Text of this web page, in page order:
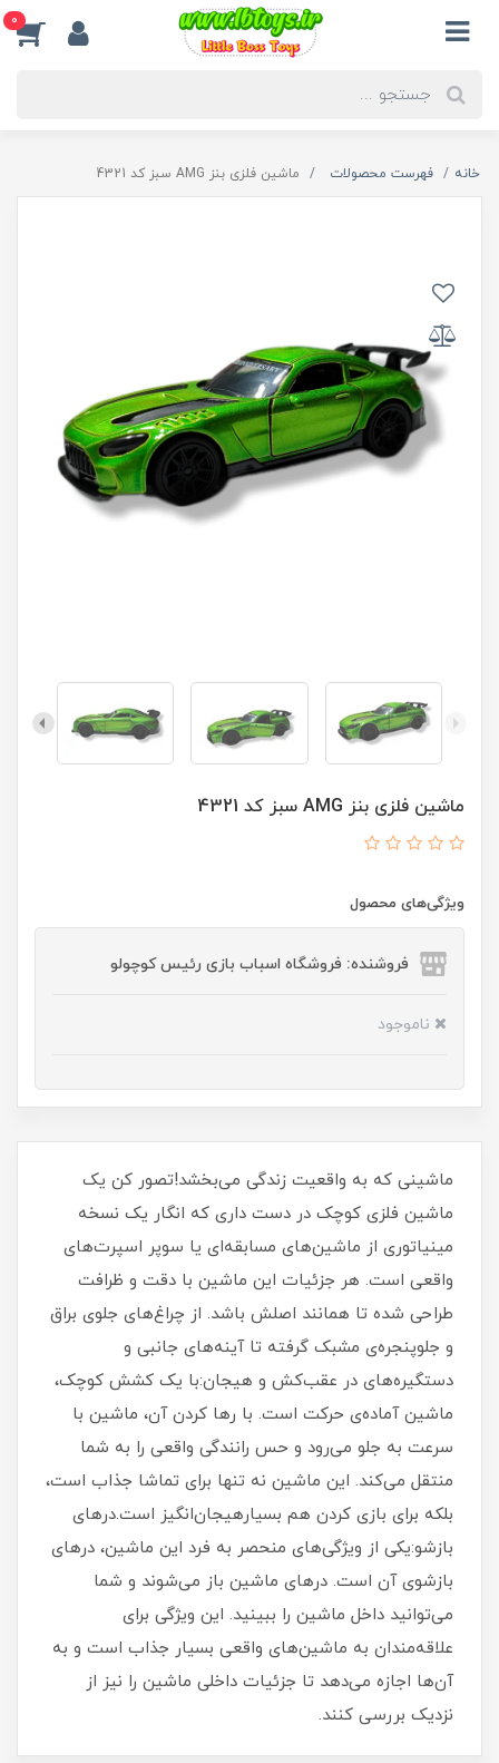
0
خانه فهرست محصولات ماشین فلزی بنز AMG سبز کد 4321
ماشین فلزی بنز AMG سبز کد 4321
ویژگی‌های محصول
فروشنده: فروشگاه اسباب بازی رئیس کوچولو
ناموجود
ماشینی که به واقعیت زندگی می‌بخشد!تصور کن یک
ماشین فلزی کوچک در دست داری که انگار یک نسخه
مینیاتوری از ماشین‌های مسابقه‌ای یا سوپر اسپرت‌های
واقعی است. هر جزئیات این ماشین با دقت و ظرافت
طراحی شده تا همانند اصلش باشد. از چراغ‌های جلوی براق
و جلوپنجره‌ی مشبک گرفته تا آینه‌های جانبی و
دستگیره‌های در عقب‌کش و هیجان:با یک کشش کوچک،
ماشین آماده‌ی حرکت است. با رها کردن آن، ماشین با
سرعت به جلو می‌رود و حس رانندگی واقعی را به شما
منتقل می‌کند. این ماشین نه تنها برای تماشا جذاب است،
بلکه برای بازی کردن هم بسیارهیجان‌انگیز است.درهای
بازشو:یکی از ویژگی‌های منحصر به فرد این ماشین، درهای
بازشوی آن است. درهای ماشین باز می‌شوند و شما
می‌توانید داخل ماشین را ببینید. این ویژگی برای
علاقه‌مندان به ماشین‌های واقعی بسیار جذاب است و به
آن‌ها اجازه می‌دهد تا جزئیات داخلی ماشین را نیز از
نزدیک بررسی کنند.